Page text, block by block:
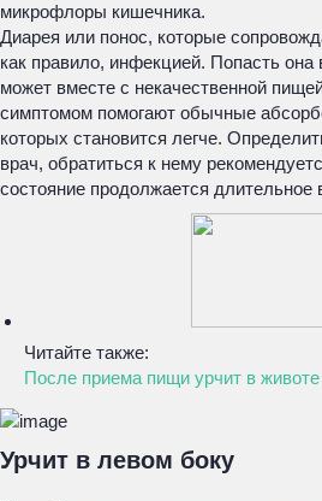
микрофлоры кишечника.
Диарея или понос, которые
как правило, инфекцией. Попасть она
может вместе с некачественной
симптомом помогают обычные
которых становится легче.
врач, обратиться к нему
состояние продолжается длительное
Читайте также:
После приема пищи урчит в животе
Урчит в левом боку